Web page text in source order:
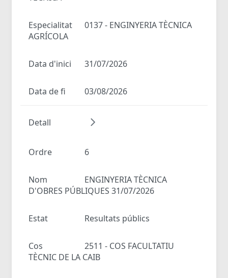
Especialitat
0137 - ENGINYERIA TÈCNICA
AGRÍCOLA
Data d'inici 31/07/2026
Data de fi 03/08/2026
Detall
Ordre 6
Nom
ENGINYERIA TÈCNICA
D'OBRES PÚBLIQUES 31/07/2026
Estat Resultats públics
Cos
2511 - COS FACULTATIU
TÈCNIC DE LA CAIB